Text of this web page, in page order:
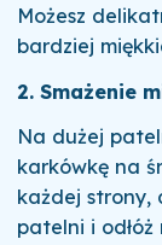
Możesz
bardziej
2. Smażenie
Na dużej
karkówkę na
każdej strony,
patelni i odłóż